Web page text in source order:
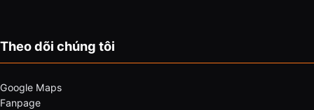
Theo dõi chúng tôi
Google Maps
Fanpage